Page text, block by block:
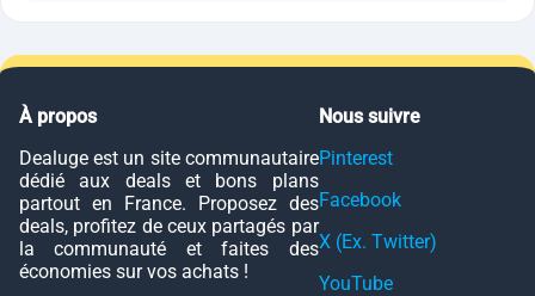
À propos
Dealuge est un site communautaire
dédié aux deals et bons plans
partout en France. Proposez des
deals, profitez de ceux partagés par
la communauté et faites des
économies sur vos achats !
Nous suivre
Pinterest
Facebook
X (Ex. Twitter)
YouTube